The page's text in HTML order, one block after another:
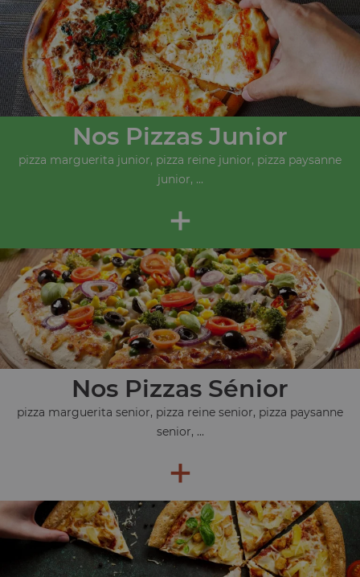
Nos Pizzas Junior
pizza marguerita junior, pizza reine junior, pizza paysanne
junior, ...
+
Nos Pizzas Sénior
pizza marguerita senior, pizza reine senior, pizza paysanne
senior, ...
+